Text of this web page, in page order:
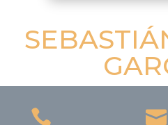
 